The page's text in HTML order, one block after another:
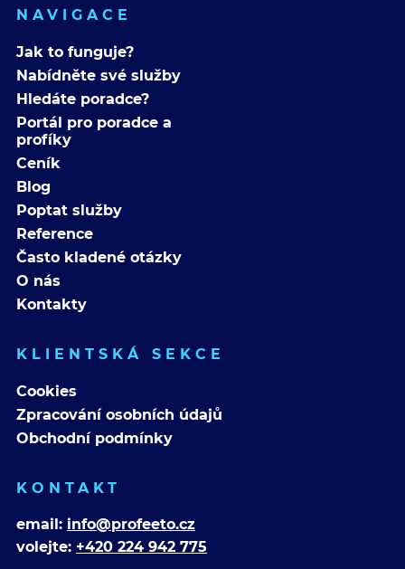
NAVIGACE
Jak to funguje?
Nabídněte své služby
Hledáte poradce?
Portál pro poradce a
profíky
Ceník
Blog
Poptat služby
Reference
Často kladené otázky
O nás
Kontakty
KLIENTSKÁ SEKCE
Cookies
Zpracování osobních údajů
Obchodní podmínky
KONTAKT
email: info@profeeto.cz
volejte: +420 224 942 775